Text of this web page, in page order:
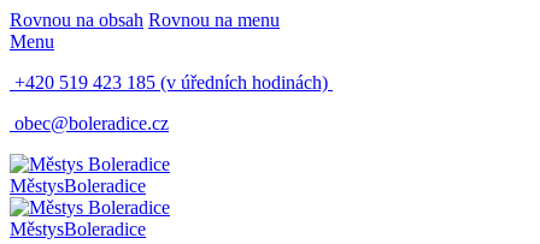
Rovnou na obsah Rovnou na menu
Menu
+420 519 423 185 (v úředních hodinách)
obec@boleradice.cz
MěstysBoleradice
MěstysBoleradice